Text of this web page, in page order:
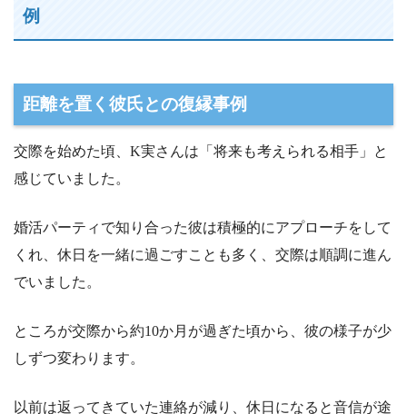
例
距離を置く彼氏との復縁事例
交際を始めた頃、K実さんは「将来も考えられる相手」と
感じていました。
婚活パーティで知り合った彼は積極的にアプローチをして
くれ、休日を一緒に過ごすことも多く、交際は順調に進ん
でいました。
ところが交際から約10か月が過ぎた頃から、彼の様子が少
しずつ変わります。
以前は返ってきていた連絡が減り、休日になると音信が途